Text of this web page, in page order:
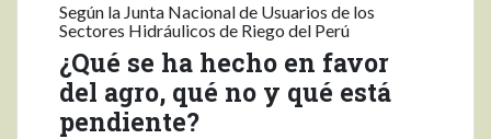
Según la Junta Nacional de Usuarios de los
Sectores Hidráulicos de Riego del Perú
¿Qué se ha hecho en favor
del agro, qué no y qué está
pendiente?